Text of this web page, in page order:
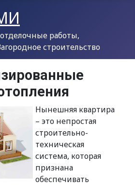
работы,
строительство
Нынешняя квартира
– это непростая
строительно-
техническая
система, которая
признана
обеспечивать